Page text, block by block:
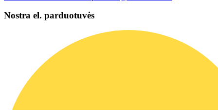
Nostra el. parduotuvės